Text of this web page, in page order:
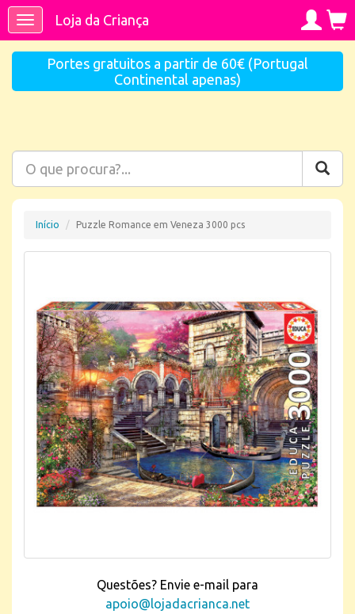
ToggleLoja da Criança
Portes gratuitos a partir de 60€ (Portugal
Continental apenas)
Início Puzzle Romance em Veneza 3000 pcs
Questões? Envie e-mail para
apoio@lojadacrianca.net